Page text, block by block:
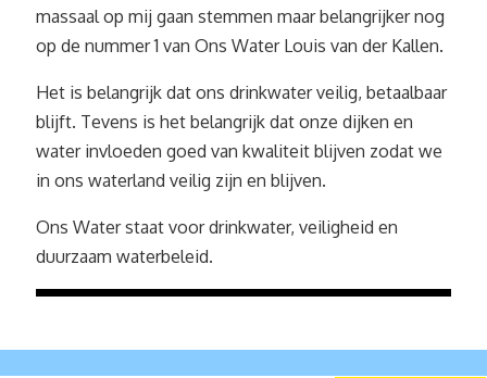
massaal op mij gaan stemmen maar belangrijker nog
op de nummer 1 van Ons Water Louis van der Kallen.
Het is belangrijk dat ons drinkwater veilig, betaalbaar
blijft. Tevens is het belangrijk dat onze dijken en
water invloeden goed van kwaliteit blijven zodat we
in ons waterland veilig zijn en blijven.
Ons Water staat voor drinkwater, veiligheid en
duurzaam waterbeleid.